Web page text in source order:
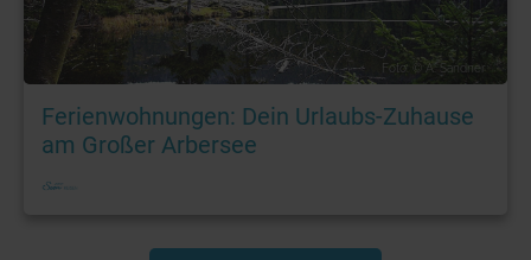
Foto: © A. Sandner
Ferienwohnungen: Dein Urlaubs-Zuhause
am Großer Arbersee